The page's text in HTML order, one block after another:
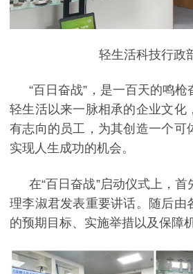
轻生活科技行政
“百日奋战” ，是一百天的鸣
轻生活以来一脉相承的企业文化
有志向的员工，为其创造一个可
实现人生成功的机会。
在“百日奋战”启动仪式上，首
理李淑君发表重要讲话。随后由
的预期目标、实施举措以及保障